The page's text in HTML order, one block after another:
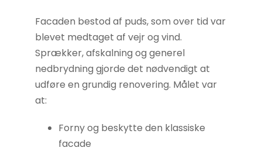
Facaden bestod af puds, som over tid var
blevet medtaget af vejr og vind.
Sprækker, afskalning og generel
nedbrydning gjorde det nødvendigt at
udføre en grundig renovering. Målet var
at:
Forny og beskytte den klassiske
facade
Statistikker
For at vi kan
forbedre
hjemmesidens
funktionalitet
og struktur, ud
hjemmesiden